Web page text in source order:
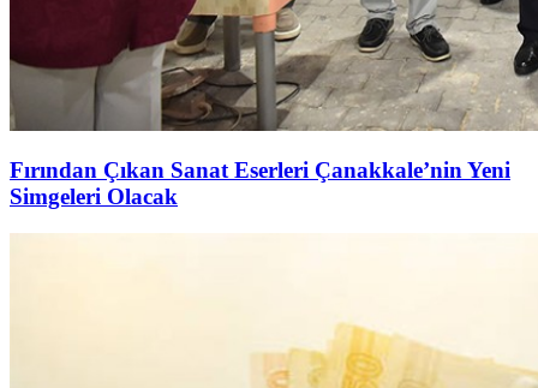
Fırından Çıkan Sanat Eserleri Çanakkale’nin Yeni
Simgeleri Olacak